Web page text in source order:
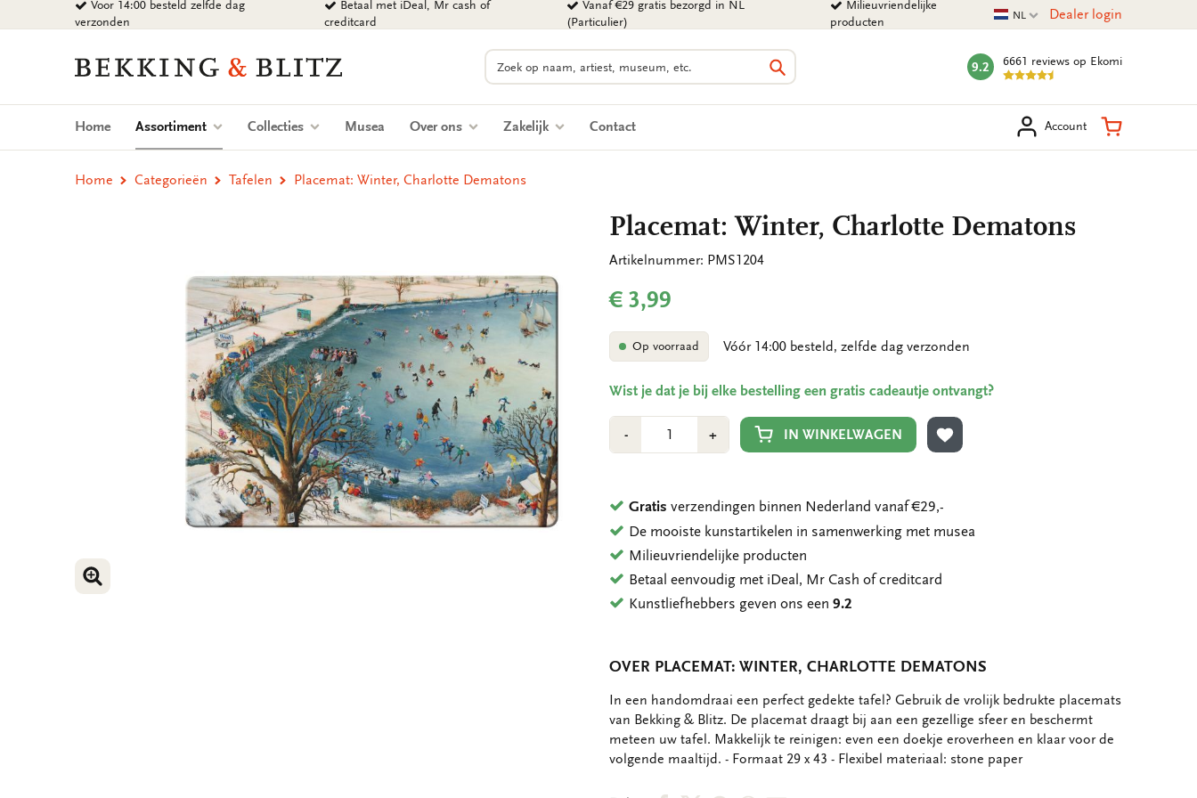
naar
Voor 14:00 besteld zelfde dag
verzonden
Betaal met iDeal, Mr cash of
creditcard
Vanaf €29 gratis bezorgd in NL
(Particulier)
Milieuvriendelijke
producten
Huidige taal
NL Dealer login
Bekking
Blitz
Uitgevers
Zoeken
Zoeken
mark:
9.2 6661 reviews op Ekomi
Home Assortiment (current)Collecties Musea Over ons Zakelijk Contact Account Winkelmand
Home Categorieën Tafelen Placemat: Winter, Charlotte Dematons
VERGROOT AFBEELDING
Placemat: Winter, Charlotte Dematons
Artikelnummer: PMS1204
€ 3,99
Op voorraad Vóór 14:00 besteld, zelfde dag verzonden
Wist je dat je bij elke bestelling een gratis cadeautje ontvangt?
-Min
1
+Plus
1
IN WINKELWAGEN
TOEVOEGEN AAN VERLANGLIJST
Gratis verzendingen binnen Nederland vanaf €29,-
De mooiste kunstartikelen in samenwerking met musea
Milieuvriendelijke producten
Betaal eenvoudig met iDeal, Mr Cash of creditcard
Kunstliefhebbers geven ons een9.2
OVER PLACEMAT: WINTER, CHARLOTTE DEMATONS
OMSCHRIJVING
In een handomdraai een perfect gedekte tafel? Gebruik de vrolijk bedrukte placemats
van Bekking & Blitz. De placemat draagt bij aan een gezellige sfeer en beschermt
meteen uw tafel. Makkelijk te reinigen: even een doekje eroverheen en klaar voor de
volgende maaltijd. - Formaat 29 x 43 - Flexibel materiaal: stone paper